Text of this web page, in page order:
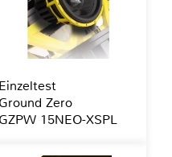
Einzeltest
Ground Zero
GZPW 15NEO-XSPL